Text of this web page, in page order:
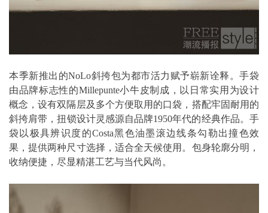
本季新推出的NoLo斜挎包为都市活力赋予崭新诠释。手袋
由品牌标志性的Millepunte小牛皮制成，以日常实用为设计
概念，设有双隔层及多个方便取用的口袋，搭配牢固耐用的
斜挎肩带，扭锁设计灵感源自品牌1950年代的经典作品。手
袋以极具辨识度的Costa黑色油墨滚边线条勾勒出撞色效
果，提供两种尺寸选择，适合全天候使用。包身轮廓分明，
收纳便捷，尽显精湛工艺与当代风尚。